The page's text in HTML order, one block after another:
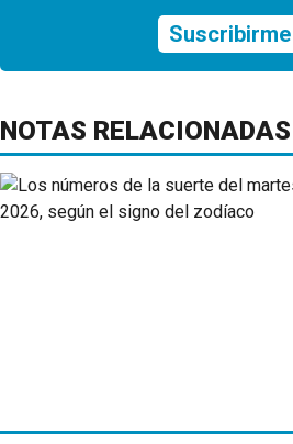
Suscribirme
NOTAS RELACIONADAS